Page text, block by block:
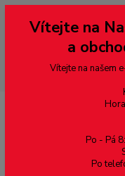
--- pro zákazníky ze
přepněte si e-shop na
dobírky – pokud si z
domluvě zaslána znovu s
případě bude zrušena a
Vítejte na
a
Vítejte na našem
Po - Pá
Po